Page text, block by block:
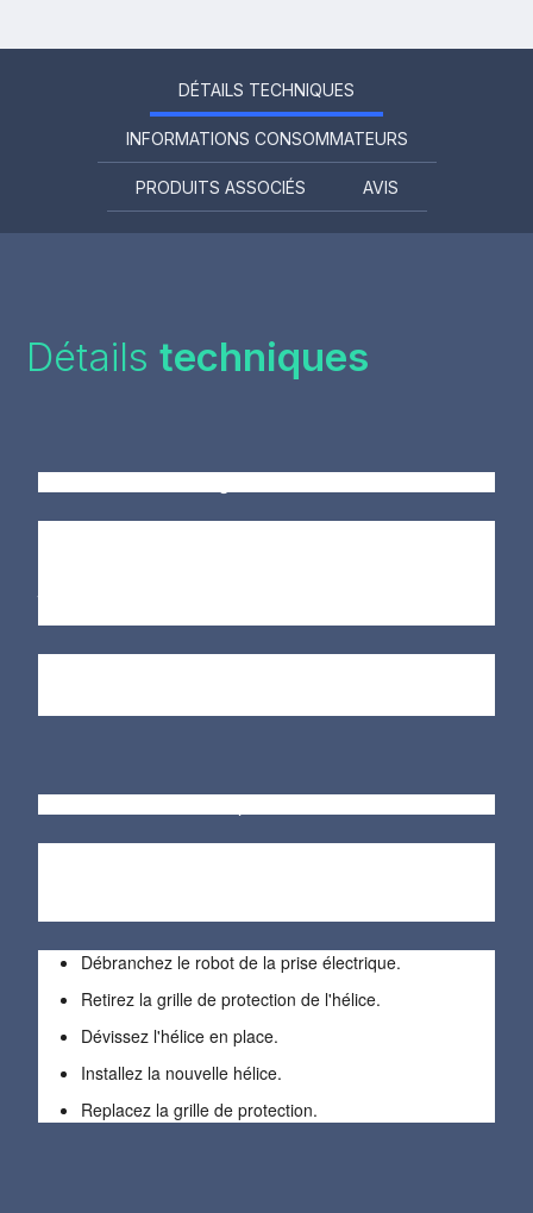
DÉTAILS TECHNIQUES
INFORMATIONS CONSOMMATEURS
PRODUITS ASSOCIÉS AVIS
Détailstechniques
Débranchez le robot de la prise électrique.
Retirez la grille de protection de l'hélice.
Dévissez l'hélice en place.
Installez la nouvelle hélice.
Replacez la grille de protection.